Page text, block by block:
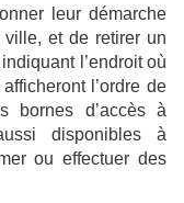
leur démarche
et de retirer un
l’endroit où
l’ordre de
bornes d’accès à
disponibles à
ou effectuer des